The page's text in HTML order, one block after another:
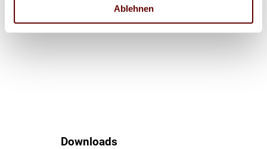
Ablehnen
030 209139-163
Downloads